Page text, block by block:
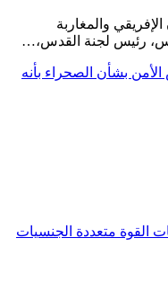
والمغاربة
رئيس لجنة القدس،…
بشأن الصحراء بأنه
القوة متعددة الجنسيات